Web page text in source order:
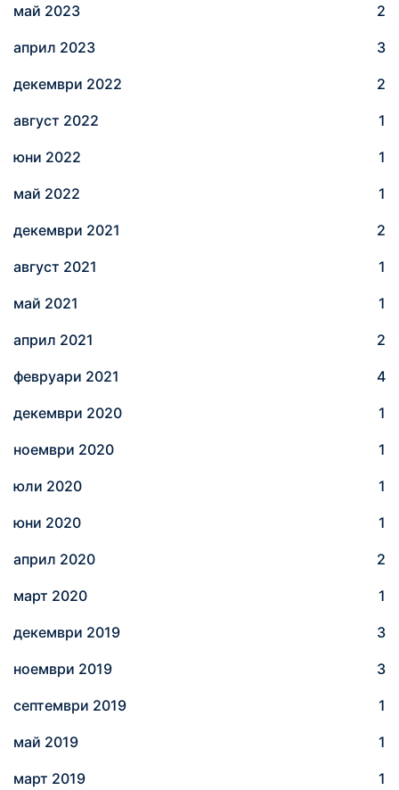
май 2023 2
април 2023 3
декември 2022 2
август 2022 1
юни 2022 1
май 2022 1
декември 2021 2
август 2021 1
май 2021 1
април 2021 2
февруари 2021 4
декември 2020 1
ноември 2020 1
юли 2020 1
юни 2020 1
април 2020 2
март 2020 1
декември 2019 3
ноември 2019 3
септември 2019 1
май 2019 1
март 2019 1